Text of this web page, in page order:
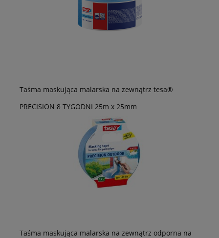
Taśma maskująca malarska na zewnątrz tesa®
PRECISION 8 TYGODNI 25m x 25mm
Taśma maskująca malarska na zewnątrz odporna na